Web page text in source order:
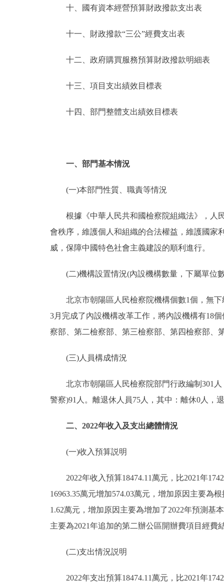
十、國有資本經營預算財政撥款支出表
十一、財政撥款“三公”經費支出表
十二、政府購買服務預算財政撥款明細表
十三、項目支出績效目標表
十四、部門整體支出績效目標表
一、部門基本情況
(一)本部門性質、職責等情況
根據《中華人民共和國檢察院組織法》，人民
會秩序，維護個人和組織的合法權益，維護國家
威，保障中國特色社會主義建設的順利進行。
(二)機構設置情況(內設機構數量，下屬單位
北京市朝陽區人民檢察院機構個數1個，無下
3月完成了內設機構改革工作，將內設機構有18
察部、第二檢察部、第三檢察部、第四檢察部、
(三)人員構成情況
北京市朝陽區人民檢察院部門行政編制301人
警察)91人。離退休人員75人，其中：離休0人，
二、2022年收入及支出總體情況
(一)收入預算説明
2022年收入預算18474.11萬元，比2021年
16963.35萬元增加574.03萬元，增加原因主要為
1.62萬元，增加原因主要為增加了2022年預測基
主要為2021年追加的第二辦公區開辦費項目經費
(二)支出情況説明
2022年支出預算18474.11萬元，比2021年